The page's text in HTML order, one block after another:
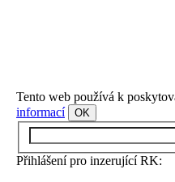
Tento web používá k
informací
OK
Přihlášení pro inzerující RK: